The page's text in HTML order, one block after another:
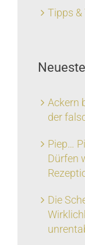
Tipps &
Ackern
der
Piep…
Dürfen
Die